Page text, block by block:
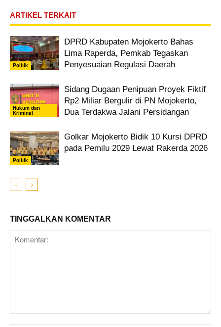
ARTIKEL TERKAIT
Politik
DPRD Kabupaten Mojokerto Bahas
Lima Raperda, Pemkab Tegaskan
Penyesuaian Regulasi Daerah
Hukum dan
Kriminal
Sidang Dugaan Penipuan Proyek Fiktif
Rp2 Miliar Bergulir di PN Mojokerto,
Dua Terdakwa Jalani Persidangan
Politik
Golkar Mojokerto Bidik 10 Kursi DPRD
pada Pemilu 2029 Lewat Rakerda 2026
TINGGALKAN KOMENTAR